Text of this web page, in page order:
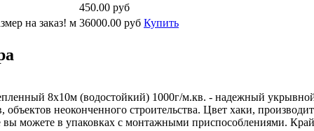
450.00 руб
на заказ! м 36000.00 руб Купить
8х10м (водостойкий) 1000г/м.кв. - надежный
объектов неоконченного строительства. Цвет хаки,
вы можете в упаковках с монтажными приспособлениями.